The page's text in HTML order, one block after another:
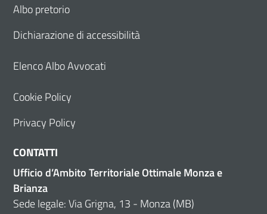
Albo pretorio
Dichiarazione di accessibilità
Elenco Albo Avvocati
Cookie Policy
Privacy Policy
CONTATTI
Ufficio d’Ambito Territoriale Ottimale Monza e
Brianza
Sede legale: Via Grigna, 13 - Monza (MB)